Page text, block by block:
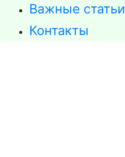
Важные статьи
Контакты